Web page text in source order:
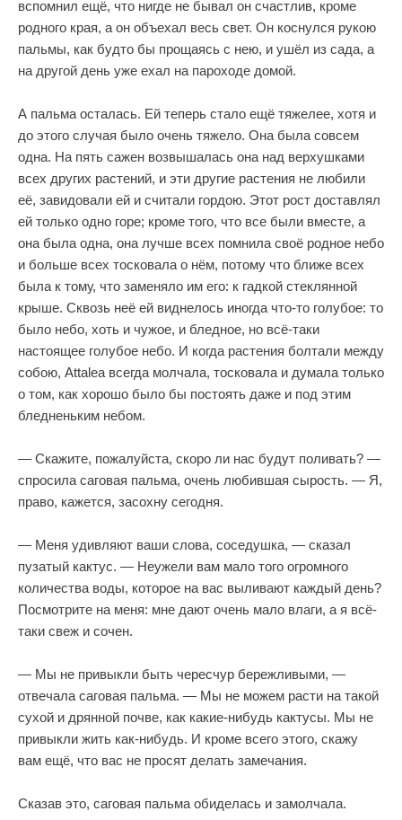
вспомнил ещё, что нигде не бывал он счастлив, кроме
родного края, а он объехал весь свет. Он коснулся рукою
пальмы, как будто бы прощаясь с нею, и ушёл из сада, а
на другой день уже ехал на пароходе домой.
А пальма осталась. Ей теперь стало ещё тяжелее, хотя и
до этого случая было очень тяжело. Она была совсем
одна. На пять сажен возвышалась она над верхушками
всех других растений, и эти другие растения не любили
её, завидовали ей и считали гордою. Этот рост доставлял
ей только одно горе; кроме того, что все были вместе, а
она была одна, она лучше всех помнила своё родное небо
и больше всех тосковала о нём, потому что ближе всех
была к тому, что заменяло им его: к гадкой стеклянной
крыше. Сквозь неё ей виднелось иногда что-то голубое: то
было небо, хоть и чужое, и бледное, но всё-таки
настоящее голубое небо. И когда растения болтали между
собою, Attalea всегда молчала, тосковала и думала только
о том, как хорошо было бы постоять даже и под этим
бледненьким небом.
— Скажите, пожалуйста, скоро ли нас будут поливать? —
спросила саговая пальма, очень любившая сырость. — Я,
право, кажется, засохну сегодня.
— Меня удивляют ваши слова, соседушка, — сказал
пузатый кактус. — Неужели вам мало того огромного
количества воды, которое на вас выливают каждый день?
Посмотрите на меня: мне дают очень мало влаги, а я всё-
таки свеж и сочен.
— Мы не привыкли быть чересчур бережливыми, —
отвечала саговая пальма. — Мы не можем расти на такой
сухой и дрянной почве, как какие-нибудь кактусы. Мы не
привыкли жить как-нибудь. И кроме всего этого, скажу
вам ещё, что вас не просят делать замечания.
Сказав это, саговая пальма обиделась и замолчала.